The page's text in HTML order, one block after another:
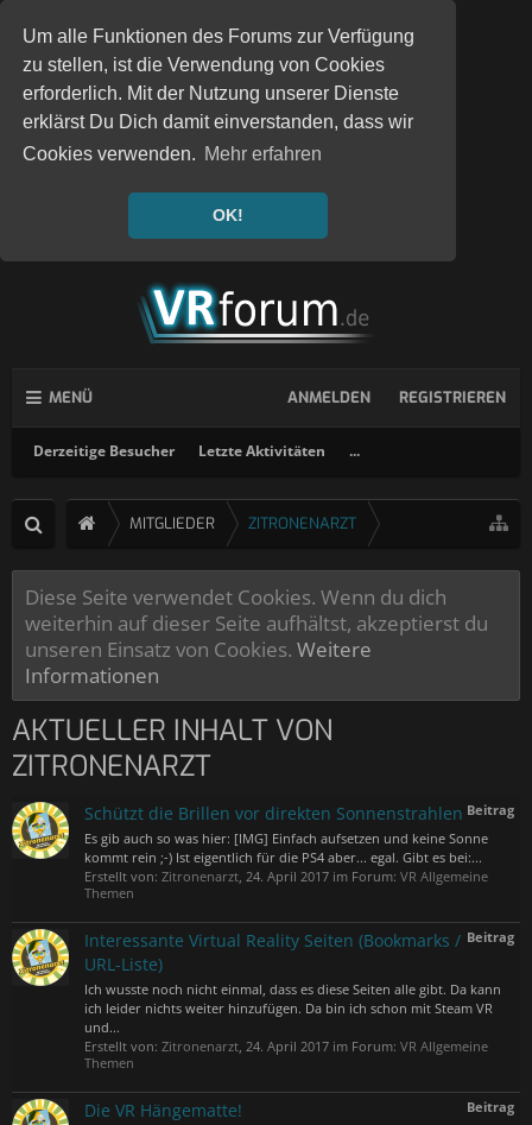
Um alle Funktionen des Forums zur Verfügung
zu stellen, ist die Verwendung von Cookies
erforderlich. Mit der Nutzung unserer Dienste
erklärst Du Dich damit einverstanden, dass wir
Cookies verwenden. Mehr erfahren
OK!
MENÜ
Derzeitige Besucher Letzte Aktivitäten ...
ANMELDEN REGISTRIEREN
MITGLIEDER ZITRONENARZT
Diese Seite verwendet Cookies. Wenn du dich
weiterhin auf dieser Seite aufhältst, akzeptierst du
unseren Einsatz von Cookies. Weitere
Informationen
AKTUELLER INHALT VON
ZITRONENARZT
Beitrag
Schützt die Brillen vor direkten Sonnenstrahlen
Es gib auch so was hier: [IMG] Einfach aufsetzen und keine Sonne
kommt rein ;-) Ist eigentlich für die PS4 aber... egal. Gibt es bei:...
Erstellt von: Zitronenarzt, 24. April 2017 im Forum: VR Allgemeine
Themen
Beitrag
Interessante Virtual Reality Seiten (Bookmarks /
URL-Liste)
Ich wusste noch nicht einmal, dass es diese Seiten alle gibt. Da kann
ich leider nichts weiter hinzufügen. Da bin ich schon mit Steam VR
und...
Erstellt von: Zitronenarzt, 24. April 2017 im Forum: VR Allgemeine
Themen
Beitrag
Die VR Hängematte!